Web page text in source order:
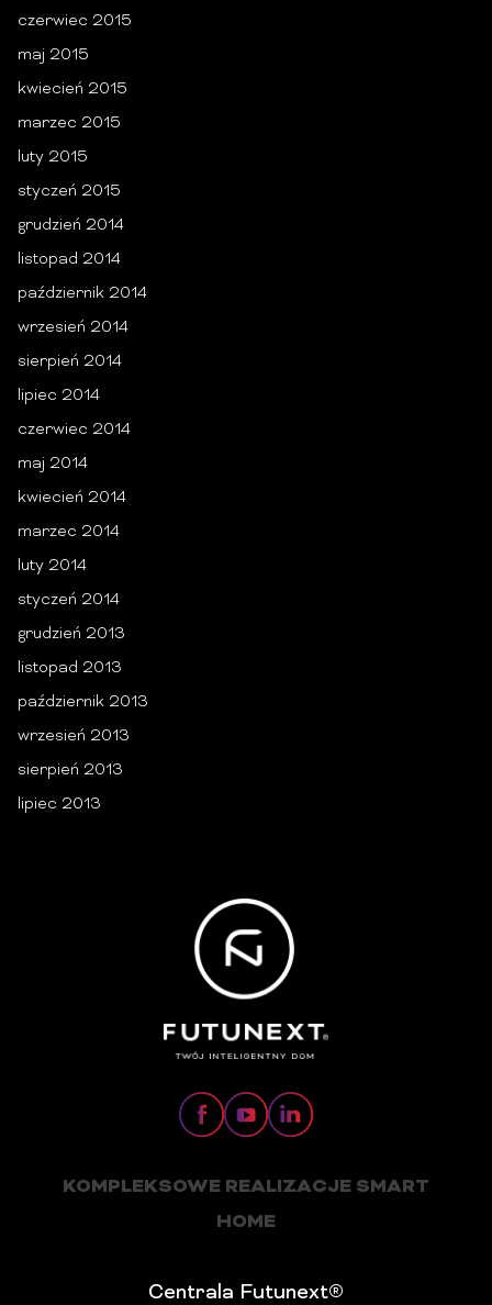
czerwiec 2015
maj 2015
kwiecień 2015
marzec 2015
luty 2015
styczeń 2015
grudzień 2014
listopad 2014
październik 2014
wrzesień 2014
sierpień 2014
lipiec 2014
czerwiec 2014
maj 2014
kwiecień 2014
marzec 2014
luty 2014
styczeń 2014
grudzień 2013
listopad 2013
październik 2013
wrzesień 2013
sierpień 2013
lipiec 2013
KOMPLEKSOWE REALIZACJE SMART
HOME
Centrala Futunext®